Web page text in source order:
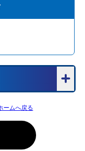
ームへ戻る